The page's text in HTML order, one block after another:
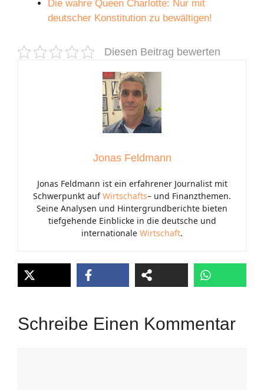
Die wahre Queen Charlotte: Nur mit
deutscher Konstitution zu bewältigen!
Diesen Beitrag bewerten
Jonas Feldmann
Jonas Feldmann ist ein erfahrener Journalist mit
Schwerpunkt aufWirtschafts– und Finanzthemen.
Seine Analysen und Hintergrundberichte bieten
tiefgehende Einblicke in die deutsche und
internationale Wirtschaft.
Schreibe Einen Kommentar